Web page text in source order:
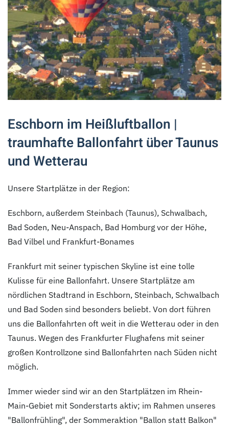
Eschborn im Heißluftballon |
traumhafte Ballonfahrt über Taunus
und Wetterau
Unsere Startplätze in der Region:
Eschborn, außerdem Steinbach (Taunus), Schwalbach,
Bad Soden, Neu-Anspach, Bad Homburg vor der Höhe,
Bad Vilbel und Frankfurt-Bonames
Frankfurt mit seiner typischen Skyline ist eine tolle
Kulisse für eine Ballonfahrt. Unsere Startplätze am
nördlichen Stadtrand in Eschborn, Steinbach, Schwalbach
und Bad Soden sind besonders beliebt. Von dort führen
uns die Ballonfahrten oft weit in die Wetterau oder in den
Taunus. Wegen des Frankfurter Flughafens mit seiner
großen Kontrollzone sind Ballonfahrten nach Süden nicht
möglich.
Immer wieder sind wir an den Startplätzen im Rhein-
Main-Gebiet mit Sonderstarts aktiv; im Rahmen unseres
"Ballonfrühling", der Sommeraktion "Ballon statt Balkon"